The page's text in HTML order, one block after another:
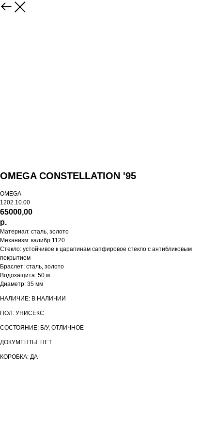
OMEGA CONSTELLATION '95
OMEGA
1202.10.00​
65000,00
р.
Материал: сталь, золото
Механизм: калибр 1120
Стекло: устойчивое к царапинам сапфировое стекло с антибликовым
покрытием
Браслет: сталь, золото
Водозащита: 50 м
Диаметр: 35 мм
НАЛИЧИЕ: В НАЛИЧИИ
ПОЛ: УНИСЕКС
СОСТОЯНИЕ: Б/У, ОТЛИЧНОЕ
ДОКУМЕНТЫ: НЕТ
КОРОБКА: ДА